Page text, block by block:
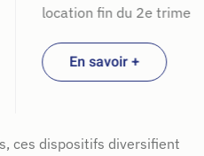
ces dispositifs diversifient